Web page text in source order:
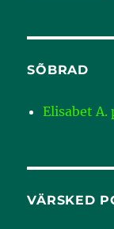
SÕBRAD
Elisabet
VÄRSKED